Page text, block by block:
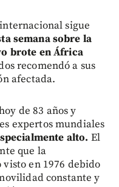
sigue
semana sobre la
brote en África
recomendó a sus
afectada.
de 83 años y
expertos mundiales
alto. El
que la
en 1976 debido
constante y